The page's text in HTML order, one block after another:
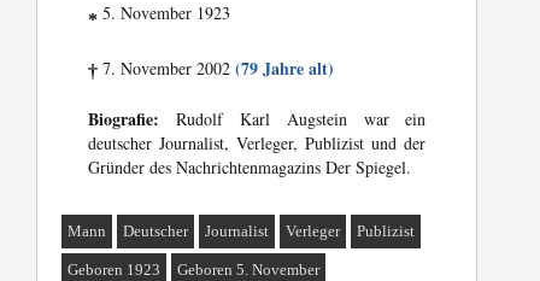
* 5. November 1923
† 7. November 2002(79 Jahre alt)
Biografie: Rudolf Karl Augstein war ein
deutscher Journalist, Verleger, Publizist und der
Gründer des Nachrichtenmagazins Der Spiegel.
Mann Deutscher Journalist Verleger Publizist
Geboren 1923 Geboren 5. November